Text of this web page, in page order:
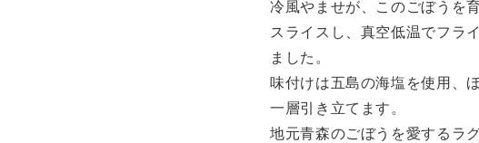
冷風やませが、このごぼうを
スライスし、真空低温でフラ
ました。
味付けは五島の海塩を使用、
一層引き立てます。
地元青森のごぼうを愛するラ